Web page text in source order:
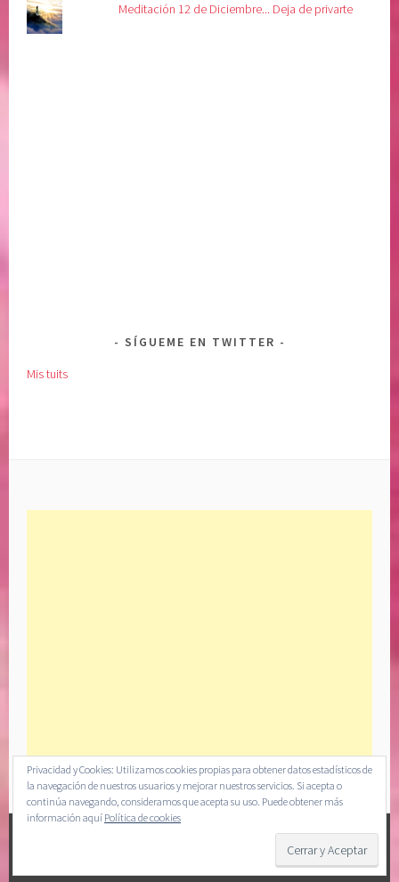
Meditación 12 de Diciembre... Deja de privarte
SÍGUEME EN TWITTER
Mis tuits
Privacidad y Cookies: Utilizamos cookies propias para obtener datos estadísticos de
la navegación de nuestros usuarios y mejorar nuestros servicios. Si acepta o
continúa navegando, consideramos que acepta su uso. Puede obtener más
información aquí Política de cookies